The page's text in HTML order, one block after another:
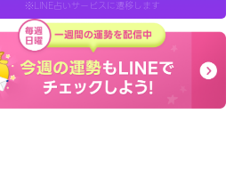
※LINE占いサービスに遷移します
せ
40代 女性